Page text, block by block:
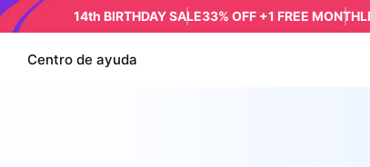
14th BIRTHDAY SALE33% OFF +1 FREE MONTH
Centro de ayuda